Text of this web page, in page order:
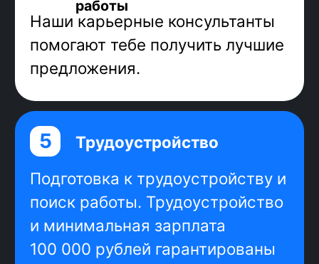
-разработчик:
За 9 месяцев обучения ты:
сделать так, чтобы дизайн-макет стал
востребованный у
сможешь писать код для
интерфейсов наравне с более
наработаешь практику